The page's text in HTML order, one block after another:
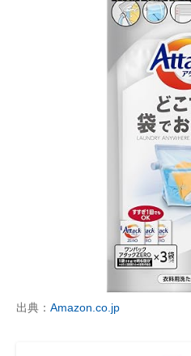
出典： Amazon.co.jp